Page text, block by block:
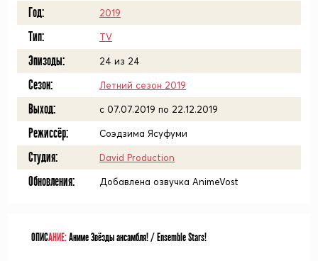
Год: 2019
Тип: TV
Эпизоды: 24 из 24
Сезон: Летний сезон 2019
Выход: c 07.07.2019 по 22.12.2019
Режиссёр: Соэдзима Ясуфуми
Студия: David Production
Обновления: Добавлена озвучка AnimeVost
ОПИСАНИЕ:Аниме Звёзды ансамбля! / Ensemble Stars!